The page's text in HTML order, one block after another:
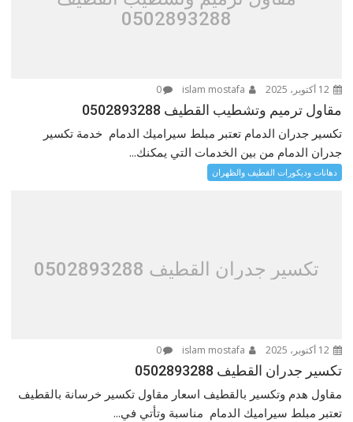
0502893288
12 أكتوبر، 2025 0
مقاول ترميم وتشطيب القطيف 0502893288
تكسير جدران الدمام تعتبر مبلط سيراميك الدمام خدمة تكسير
جدران الدمام من بين الخدمات التي يمكنك...
دهانات وديكورات القطيف والظهران
تكسير جدران القطيف 0502893288
12 أكتوبر، 2025 0
تكسير جدران القطيف 0502893288
مقاول هدم وتكسير بالقطيف اسعار مقاول تكسير خرسانة بالقطيف
تعتبر مبلط سيراميك الدمام مناسبة وتأتي في...